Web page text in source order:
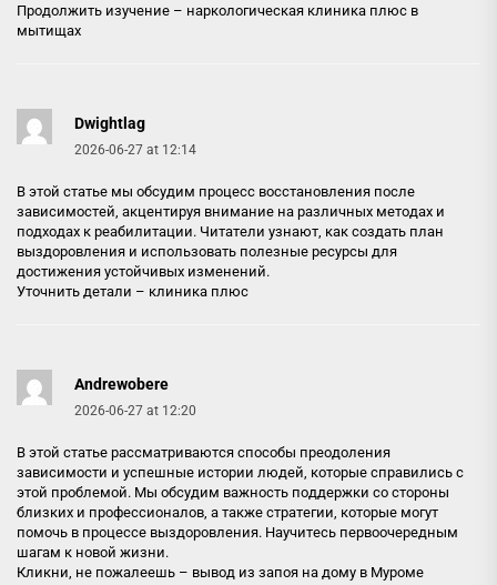
Продолжить изучение – наркологическая клиника плюс в
мытищах
Dwightlag
2026-06-27 at 12:14
В этой статье мы обсудим процесс восстановления после
зависимостей, акцентируя внимание на различных методах и
подходах к реабилитации. Читатели узнают, как создать план
выздоровления и использовать полезные ресурсы для
достижения устойчивых изменений.
Уточнить детали – клиника плюс
Andrewobere
2026-06-27 at 12:20
В этой статье рассматриваются способы преодоления
зависимости и успешные истории людей, которые справились с
этой проблемой. Мы обсудим важность поддержки со стороны
близких и профессионалов, а также стратегии, которые могут
помочь в процессе выздоровления. Научитесь первоочередным
шагам к новой жизни.
Кликни, не пожалеешь – вывод из запоя на дому в Муроме